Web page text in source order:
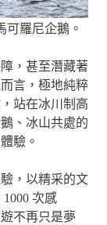
可羅尼企鵝。
，甚至潛藏著
言，極地純粹
站在冰川制高
、冰山共處的
驗。
，以精采的文
次感
不再只是夢